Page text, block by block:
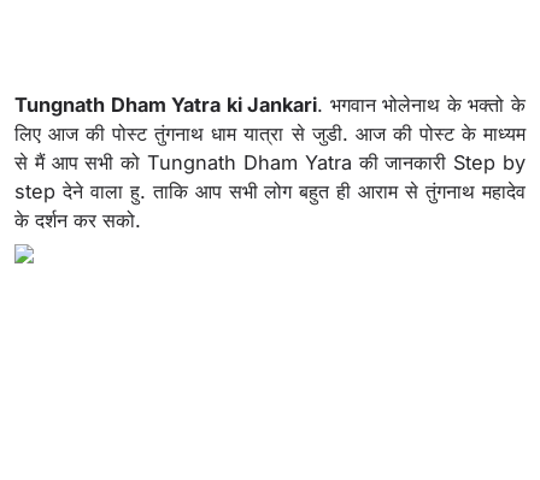
Tungnath Dham Yatra ki Jankari. भगवान भोलेनाथ के भक्तो के
लिए आज की पोस्ट तुंगनाथ धाम यात्रा से जुडी. आज की पोस्ट के माध्यम
से मैं आप सभी को Tungnath Dham Yatra की जानकारी Step by
step देने वाला हु. ताकि आप सभी लोग बहुत ही आराम से तुंगनाथ महादेव
के दर्शन कर सको.